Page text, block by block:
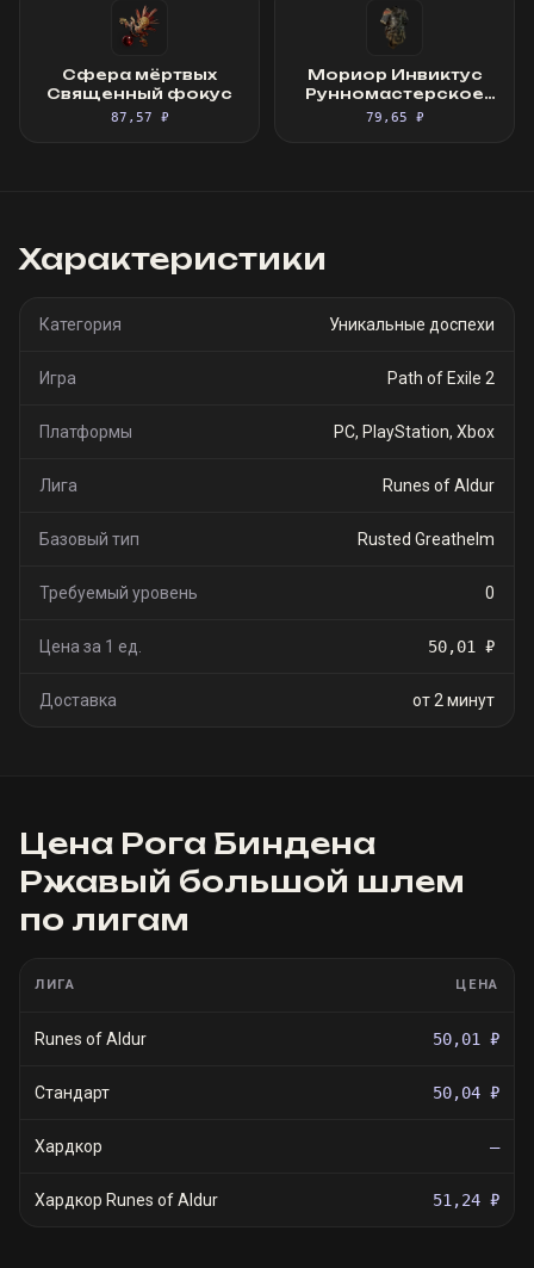
Сфера мёртвых
Священный фокус
87,57 ₽
Мориор Инвиктус
Рунномастерское
Великолепное
79,65 ₽
Характеристики
Категория Уникальные доспехи
Игра Path of Exile 2
Платформы PC, PlayStation, Xbox
Лига Runes of Aldur
Базовый тип Rusted Greathelm
Требуемый уровень 0
Цена за 1 ед. 50,01 ₽
Доставка от 2 минут
Цена Рога Биндена
Ржавый большой шлем
по лигам
ЛИГА ЦЕНА
Runes of Aldur 50,01 ₽
Стандарт 50,04 ₽
Хардкор —
Хардкор Runes of Aldur 51,24 ₽